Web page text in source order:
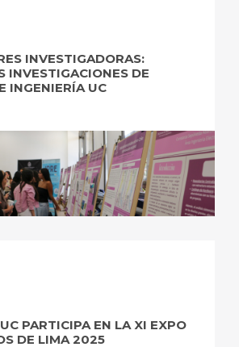
INVESTIGADORAS:
INVESTIGACIONES DE
INGENIERÍA UC
PARTICIPA EN LA XI EXPO
DE LIMA 2025